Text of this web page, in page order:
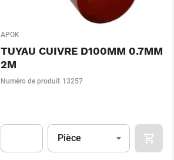
APOK
TUYAU CUIVRE D100MM 0.7MM
2M
Numéro de produit 13257
Unité
Pièce